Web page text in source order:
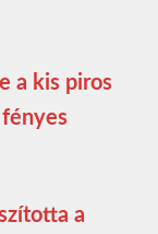
a kis piros
a